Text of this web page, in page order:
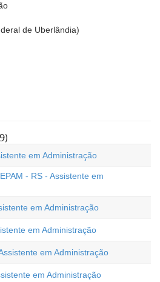
de Uberlândia)
em Administração
- RS - Assistente em
em Administração
em Administração
em Administração
em Administração